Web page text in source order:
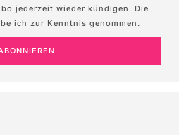
jederzeit wieder kündigen. Die
ich zur Kenntnis genommen.